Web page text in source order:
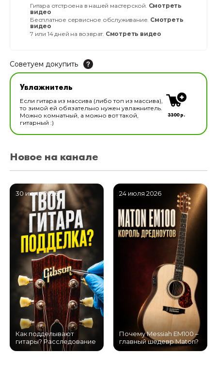
Гитара отстроена в нашей мастерской. Смотреть
видео
Бесплатное сервисное обслуживание. Смотреть
видео
7 или 14 дней на возврат. Смотреть видео
Советуем докупить
Увлажнитель для музыкальных инструментов
В наличии
Увлажнитель
Если гитара из массива (либо топ из массива),
то зимой ей обязательно нужен увлажнитель.
Можно комнатный, а можно вот такой,
гитарный :)
3300 р.
Новое на канале
30 июля 2026
Как подделывают
гитары? Расследование
24 июля 2026
Почему Messiah EM100 –
главный шедевр Maton?